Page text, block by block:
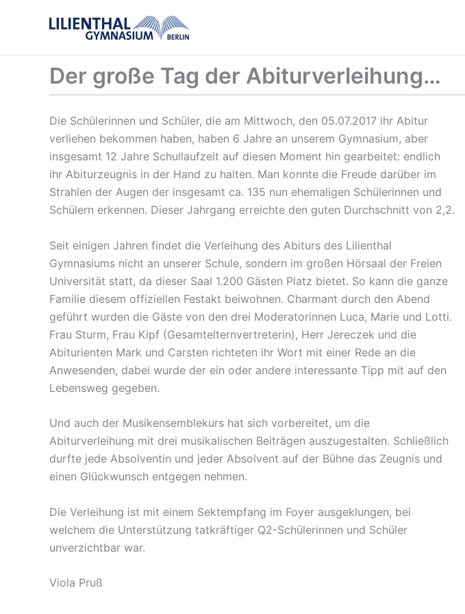
Der große Tag der Abiturverleihung…
Die Schülerinnen und Schüler, die am Mittwoch, den 05.07.2017 ihr Abitur
verliehen bekommen haben, haben 6 Jahre an unserem Gymnasium, aber
insgesamt 12 Jahre Schullaufzeit auf diesen Moment hin gearbeitet: endlich
ihr Abiturzeugnis in der Hand zu halten. Man konnte die Freude darüber im
Strahlen der Augen der insgesamt ca. 135 nun ehemaligen Schülerinnen und
Schülern erkennen. Dieser Jahrgang erreichte den guten Durchschnitt von 2,2.
Seit einigen Jahren findet die Verleihung des Abiturs des Lilienthal
Gymnasiums nicht an unserer Schule, sondern im großen Hörsaal der Freien
Universität statt, da dieser Saal 1.200 Gästen Platz bietet. So kann die ganze
Familie diesem offiziellen Festakt beiwohnen. Charmant durch den Abend
geführt wurden die Gäste von den drei Moderatorinnen Luca, Marie und Lotti.
Frau Sturm, Frau Kipf (Gesamtelternvertreterin), Herr Jereczek und die
Abiturienten Mark und Carsten richteten ihr Wort mit einer Rede an die
Anwesenden, dabei wurde der ein oder andere interessante Tipp mit auf den
Lebensweg gegeben.
Und auch der Musikensemblekurs hat sich vorbereitet, um die
Abiturverleihung mit drei musikalischen Beiträgen auszugestalten. Schließlich
durfte jede Absolventin und jeder Absolvent auf der Bühne das Zeugnis und
einen Glückwunsch entgegen nehmen.
Die Verleihung ist mit einem Sektempfang im Foyer ausgeklungen, bei
welchem die Unterstützung tatkräftiger Q2-Schülerinnen und Schüler
unverzichtbar war.
Viola Pruß